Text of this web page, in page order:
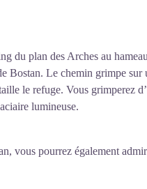
en plein écran
du plan des Arches au
Bostan. Le chemin grimpe sur
le refuge. Vous grimperez
lumineuse.
vous pourrez également